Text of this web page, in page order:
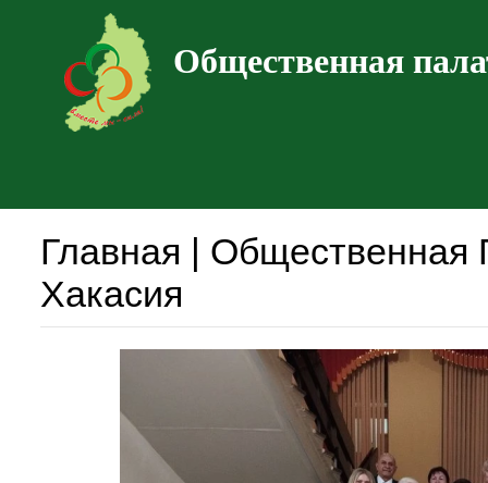
Общественная
Главная | Общественная
Хакасия